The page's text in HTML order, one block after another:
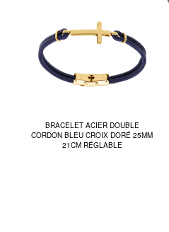
BRACELET ACIER DOUBLE
CORDON BLEU CROIX DORÉ 25MM
21CM RÉGLABLE